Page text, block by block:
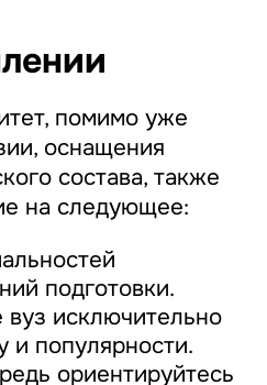
помимо уже
оснащения
состава, также
на следующее:
подготовки.
исключительно
и популярности.
ориентируйтесь